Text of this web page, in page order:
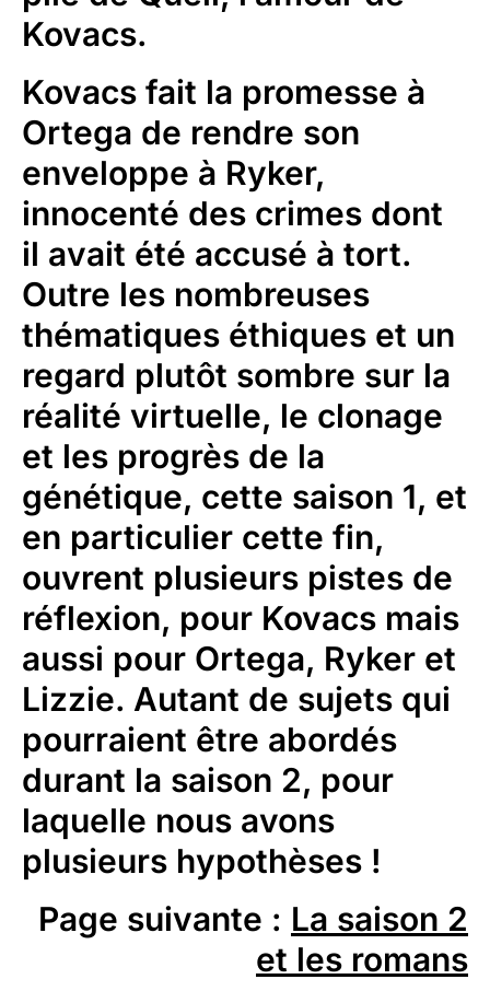
Kovacs.
Kovacs fait la promesse à
Ortega de rendre son
enveloppe à Ryker,
innocenté des crimes dont
il avait été accusé à tort.
Outre les nombreuses
thématiques éthiques et un
regard plutôt sombre sur la
réalité virtuelle, le clonage
et les progrès de la
génétique, cette saison 1, et
en particulier cette fin,
ouvrent plusieurs pistes de
réflexion, pour Kovacs mais
aussi pour Ortega, Ryker et
Lizzie. Autant de sujets qui
pourraient être abordés
durant la saison 2, pour
laquelle nous avons
plusieurs hypothèses !
Page suivante : La saison 2
et les romans